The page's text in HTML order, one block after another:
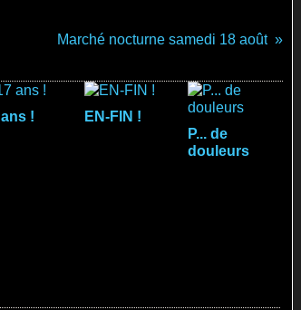
Marché nocturne samedi 18 août
!
EN-FIN !
P... de
douleurs